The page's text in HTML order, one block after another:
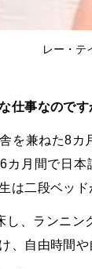
レー・テ
事なのです
を兼ねた8カ
カ月間で日
は二段ベッ
し、ランニン
、自由時間